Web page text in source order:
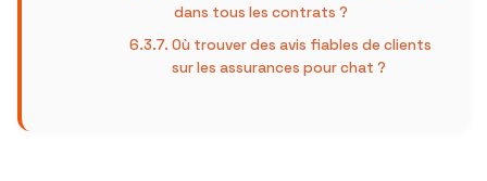
dans tous les contrats ?
Où trouver des avis fiables de clients
sur les assurances pour chat ?